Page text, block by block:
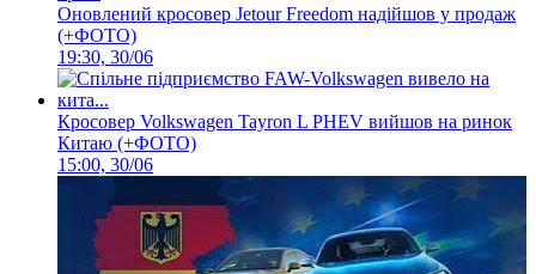
Оновлений кросовер Jetour Freedom надійшов у продаж
(+ФОТО)
19:30, 30/06
Кросовер Volkswagen Tayron L PHEV вийшов на ринок
Китаю (+ФОТО)
15:00, 30/06